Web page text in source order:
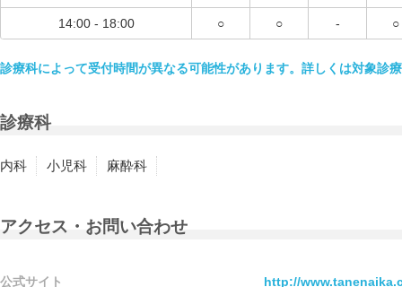
14:00 - 18:00 ○ ○ - ○
診療科によって受付時間が異なる可能性があります。詳しくは対象診
診療科
内科 小児科 麻酔科
アクセス・お問い合わせ
公式サイト http://